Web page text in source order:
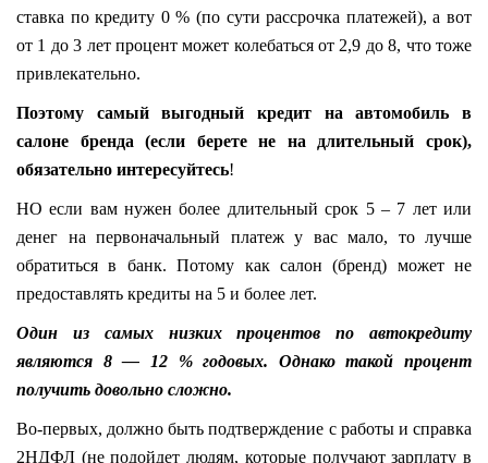
ставка по кредиту 0 % (по сути рассрочка платежей), а вот
от 1 до 3 лет процент может колебаться от 2,9 до 8, что тоже
привлекательно.
Поэтому самый выгодный кредит на автомобиль в
салоне бренда (если берете не на длительный срок),
обязательно интересуйтесь!
НО если вам нужен более длительный срок 5 – 7 лет или
денег на первоначальный платеж у вас мало, то лучше
обратиться в банк. Потому как салон (бренд) может не
предоставлять кредиты на 5 и более лет.
Один из самых низких процентов по автокредиту
являются 8 — 12 % годовых. Однако такой процент
получить довольно сложно.
Во-первых, должно быть подтверждение с работы и справка
2НДФЛ (не подойдет людям, которые получают зарплату в